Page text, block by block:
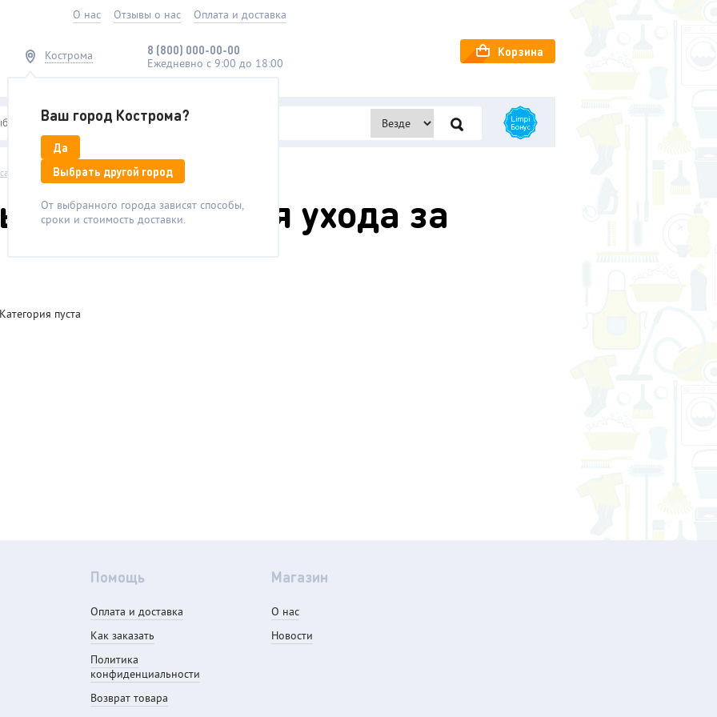
О нас Отзывы о нас Оплата и доставка
Кострома
Ваш город Кострома?
Да
Выбрать другой город
От выбранного города зависят способы,
сроки и стоимость доставки.
8 (800) 000-00-00
Ежедневно с 9:00 до 18:00
Корзина
Специальные средства
средства для ухода за
Категория пуста
Помощь
Оплата и доставка
Как заказать
Политика
конфиденциальности
Возврат товара
Магазин
О нас
Новости